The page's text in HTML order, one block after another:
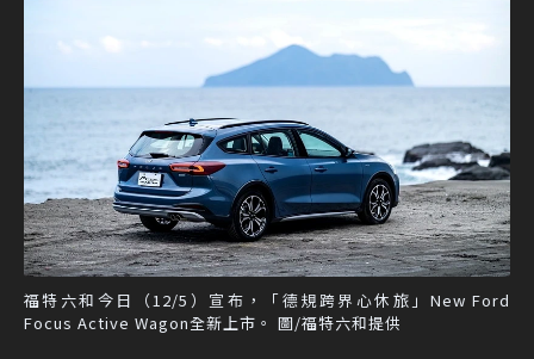
福特六和今日（12/5）宣布，「德規跨界心休旅」New Ford
Focus Active Wagon全新上市。 圖/福特六和提供